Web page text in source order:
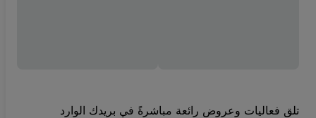
تلق فعاليات وعروض رائعة مباشرةً في بريدك الوارد